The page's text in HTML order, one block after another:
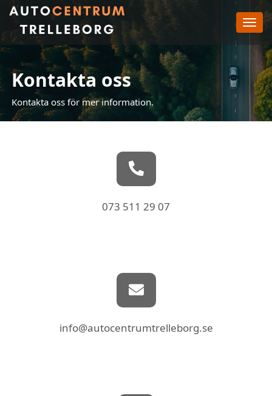
Kontakta oss
Kontakta oss för mer information.
073 511 29 07
info@autocentrumtrelleborg.se